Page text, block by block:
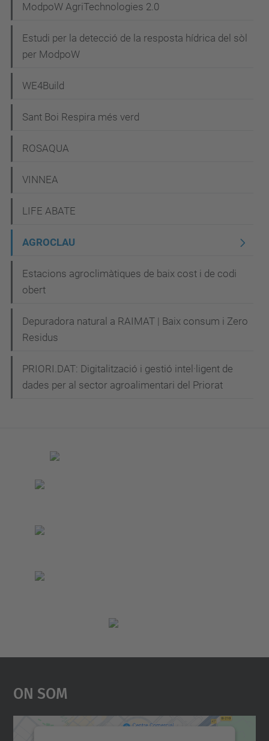
ModpoW AgriTechnologies 2.0
Estudi per la detecció de la resposta hídrica del sòl
per ModpoW
WE4Build
Sant Boi Respira més verd
ROSAQUA
VINNEA
LIFE ABATE
AGROCLAU
Estacions agroclimàtiques de baix cost i de codi
obert
Depuradora natural a RAIMAT | Baix consum i Zero
Residus
PRIORI.DAT: Digitalització i gestió intel·ligent de
dades per al sector agroalimentari del Priorat
On Som